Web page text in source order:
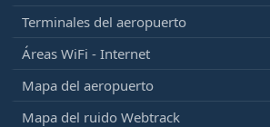
Terminales del aeropuerto
Áreas WiFi - Internet
Mapa del aeropuerto
Mapa del ruido Webtrack